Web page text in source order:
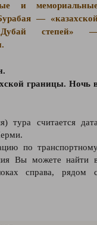
и
—
степей»
границы. Ночь
тура считается
по
Вы можете найти
справа, рядом